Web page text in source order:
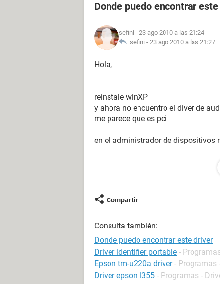
Donde puedo encontrar
sefini - 23 ago 2010 a las 21:24
sefini - 23 ago 2010 a las 21:27
Hola,
reinstale winXP
y ahora no encuentro el diver de
me parece que es pci
en el administrador de dispositivos
de antemano muchas grax.
Compartir
Consulta también:
Donde puedo encontrar este driver
Driver identifier portable -
Epson tm-u220a driver - Programas
Driver epson l355 - Programas -